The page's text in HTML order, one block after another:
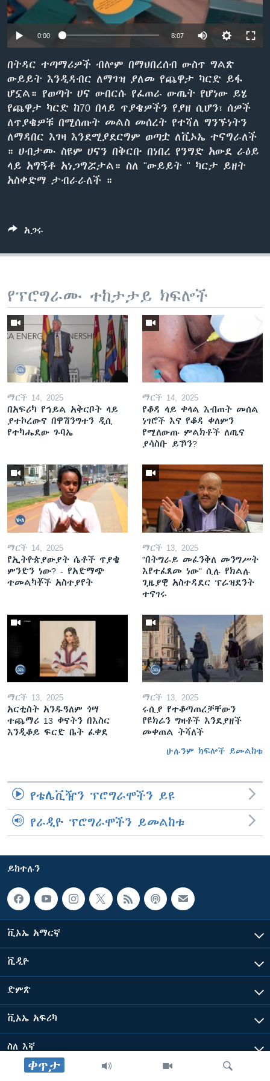
ቋንቋዎች
ቀጥታ
0:00 8:07
በትዳር ተጣማሪዎች ብሎም በማህበረሰብ ውስጥ ግልጽ
ውይይት እንዲዳብር ለማገዝ ያለመ የጨዋታ ካርድ ይፋ
ሆኗል። የወጣት ሀና ውበርሱ የፈጠራ ውጤት የሆነው ይሄ
የጨዋታ ካርድ ከ70 በላይ ጥያቄዎችን የያዘ ሲሆን፣ ሰዎች
ለጥያቄዎቹ በሚሰጡት መልስ መሰረት የተሻለ ግንኙነትን
ለማዳበር እገዛ እንደሚያደርግም ወጣቷ ለቪኦኤ ተናግራለች
። ሀብታሙ ስዩም ሀናን በቅርቡ በነበረ የንግድ አውደ ራዕይ
ላይ አግኝቶ አነጋግሯታል። ስለ "ውይይት " ካርታ ይዘት
አስቀድማ ታብራራለች ።
አጋሩ
የፕሮግራሙ ተከታታይ ክፍሎች
ማርች 14, 2025
በአፍሪካ የኅይል አቅርቦት ላይ
ያተኮረውና በዋሽንግተን ዲሲ
የተካሔደው ጉባኤ
ማርች 14, 2025
የቆዳ ላይ ቀላል እብጠት መሰል
ነገሮች እና የቆዳ ቀለምን
የሚለውጡ ምልክቶች ለጤና
ያሳስቡ ይኾን?
ማርች 14, 2025
የኢትዮጵያውያት ሴቶች ጥያቄ
ምንድን ነው? - የአድማጭ
ተመልካቾች አስተያየት
ማርች 13, 2025
"በትግራይ መፈንቅለ መንግሥት
እየተፈጸመ ነው" ሲሉ የክልሉ
ጊዜያዊ አስተዳደር ፕሬዝደንት
ተናገሩ
ማርች 13, 2025
አርቲስት አንዱዓለም ጎሣ
ተጨማሪ 13 ቀናትን በእስር
እንዲቆይ ፍርድ ቤት ፈቀደ
ማርች 13, 2025
ሩሲያ የተቆጣጠረቻቸውን
የዩክሬን ግዛቶች እንደያዘች
መቀጠል ትሻለች
ሁሉንም ክፍሎች ይመልከቱ
የቴሌቪዥን ፕሮግራሞችን ይዩ
የራዲዮ ፕሮግራሞችን ይመልከቱ
ይከተሉን
ቪኦኤ አማርኛ
ቪዲዮ
ድምጽ
ቪኦኤ አፍሪካ
ስለ እኛ